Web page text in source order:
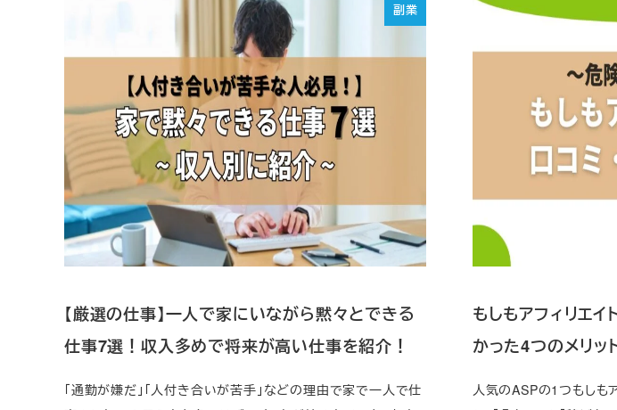
副業
【厳選の仕事】一人で家にいながら黙々とできる
仕事7選！収入多めで将来が高い仕事を紹介！
「通勤が嫌だ」「人付き合いが苦手」などの理由で家で一人で仕
もしもアフィリエ
かった4つのメリッ
人気のASPの1つもしも